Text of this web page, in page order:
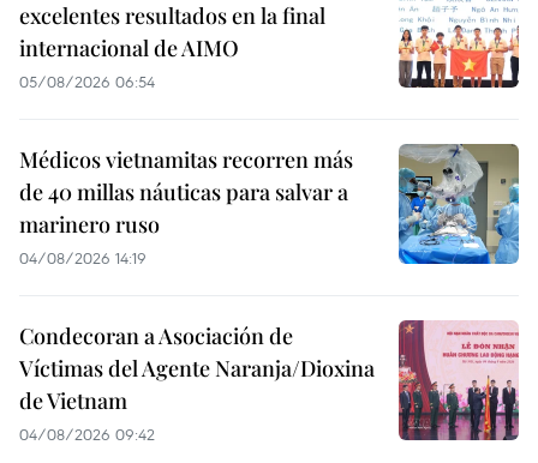
excelentes resultados en la final
internacional de AIMO
05/08/2026 06:54
Médicos vietnamitas recorren más
de 40 millas náuticas para salvar a
marinero ruso
04/08/2026 14:19
Condecoran a Asociación de
Víctimas del Agente Naranja/Dioxina
de Vietnam
04/08/2026 09:42